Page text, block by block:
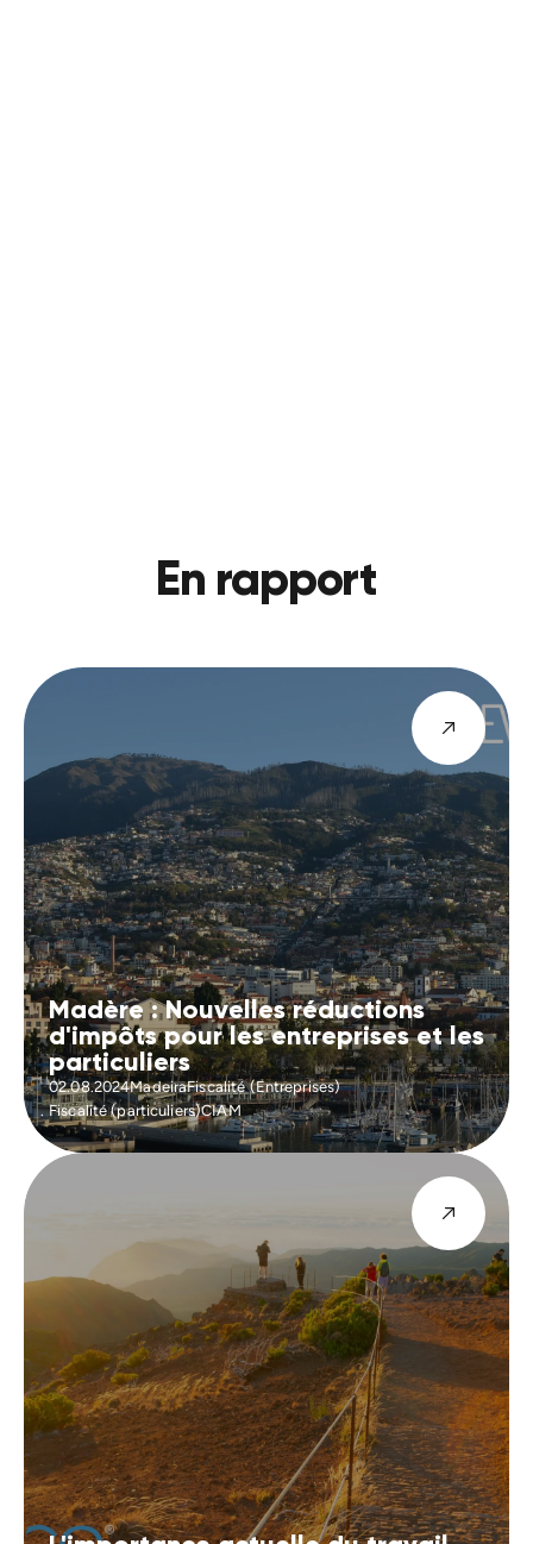
En rapport
Madère : Nouvelles réductions
d'impôts pour les entreprises et les
particuliers
02.08.2024MadeiraFiscalité (Entreprises)
Fiscalité (particuliers)CIAM